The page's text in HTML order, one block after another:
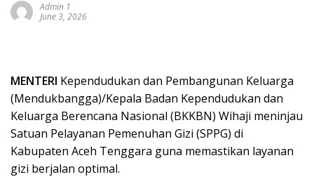
Admin 1
June 3, 2026
MENTERI Kependudukan dan Pembangunan Keluarga
(Mendukbangga)/Kepala Badan Kependudukan dan
Keluarga Berencana Nasional (BKKBN) Wihaji meninjau
Satuan Pelayanan Pemenuhan Gizi (SPPG) di
Kabupaten Aceh Tenggara guna memastikan layanan
gizi berjalan optimal.